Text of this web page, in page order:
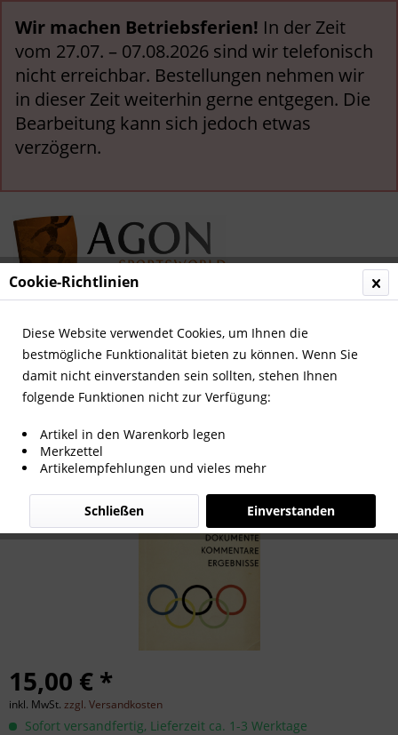
Wir machen Betriebsferien! In der Zeit
vom 27.07. – 07.08.2026 sind wir telefonisch
nicht erreichbar. Bestellungen nehmen wir
in dieser Zeit weiterhin gerne entgegen. Die
Bearbeitung kann sich jedoch etwas
verzögern.
Menü
Übersicht Olympia 1960
ntare, Ergebnisse.
15,00 € *
inkl. MwSt. zzgl. Versandkosten
Sofort versandfertig, Lieferzeit ca. 1-3 Werktage
Cookie-Richtlinien
Diese Website verwendet Cookies, um Ihnen die
bestmögliche Funktionalität bieten zu können. Wenn Sie
damit nicht einverstanden sein sollten, stehen Ihnen
folgende Funktionen nicht zur Verfügung:
Artikel in den Warenkorb legen
Merkzettel
Artikelempfehlungen und vieles mehr
Einverstanden
Schließen